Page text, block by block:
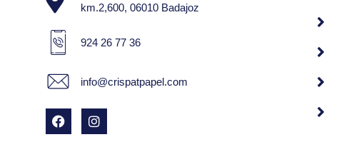
km.2,600, 06010 Badajoz
924 26 77 36
info@crispatpapel.com